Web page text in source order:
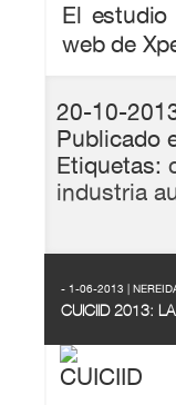
El estudio
web de
20-10-
Publicado
Etiquetas:
industria
- 1-06-2013 |
CUICIID 2013: